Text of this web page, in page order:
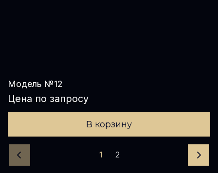
Модель №12
Цена по запросу
В корзину
1 2